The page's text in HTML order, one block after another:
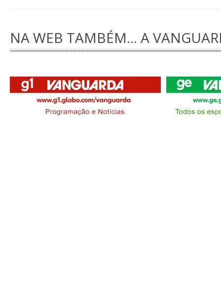
NA WEB TAMBÉM... A